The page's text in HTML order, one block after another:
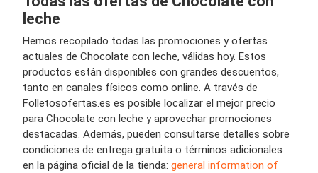
leche
Hemos recopilado todas las promociones y ofertas
actuales de Chocolate con leche, válidas hoy. Estos
productos están disponibles con grandes descuentos,
tanto en canales físicos como online. A través de
Folletosofertas.es es posible localizar el mejor precio
para Chocolate con leche y aprovechar promociones
destacadas. Además, pueden consultarse detalles sobre
condiciones de entrega gratuita o términos adicionales
en la página oficial de la tienda: general information of